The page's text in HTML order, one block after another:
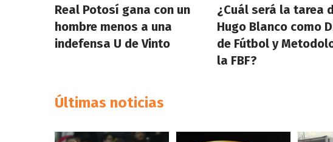
Real Potosí gana con un
hombre menos a una
indefensa U de Vinto
¿Cuál será la tarea
Hugo Blanco como
de Fútbol y
la FBF?
Últimas noticias